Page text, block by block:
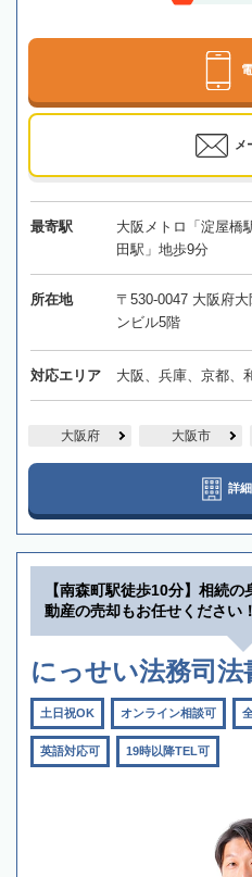
メ
最寄駅
大阪メトロ「淀屋橋
田駅」地歩9分
所在地
〒530-0047 大阪府
ンビル5階
対応エリア 大阪、兵庫、京都、
大阪府 大阪市
詳
【南森町駅徒歩10分】相続
動産の売却もお任せください！
にっせい法務司法
土日祝OK オンライン相談可
英語対応可 19時以降TEL可